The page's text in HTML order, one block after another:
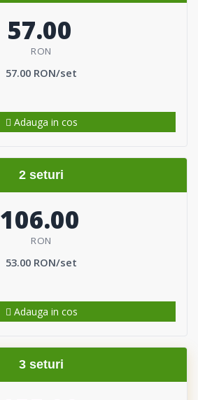
57.00
RON
57.00 RON/set
Adauga in cos
2 seturi
106.00
RON
53.00 RON/set
Adauga in cos
3 seturi